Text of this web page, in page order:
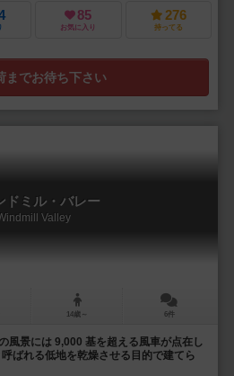
85
お気に入り
276
持ってる
までお待ち下さい
ドミル・バレー
Valley
14歳～ 6件
風景には 9,000 基を超える風車が点在し
ばれる低地を乾燥させる目的で建てら